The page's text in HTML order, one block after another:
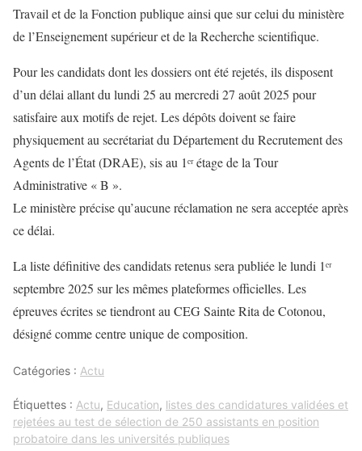
Travail et de la Fonction publique ainsi que sur celui du ministère
de l’Enseignement supérieur et de la Recherche scientifique.
Pour les candidats dont les dossiers ont été rejetés, ils disposent
d’un délai allant du lundi 25 au mercredi 27 août 2025 pour
satisfaire aux motifs de rejet. Les dépôts doivent se faire
physiquement au secrétariat du Département du Recrutement des
Agents de l’État (DRAE), sis au 1ᵉʳ étage de la Tour
Administrative « B ».
Le ministère précise qu’aucune réclamation ne sera acceptée après
ce délai.
La liste définitive des candidats retenus sera publiée le lundi 1ᵉʳ
septembre 2025 sur les mêmes plateformes officielles. Les
épreuves écrites se tiendront au CEG Sainte Rita de Cotonou,
désigné comme centre unique de composition.
Catégories : Actu
Étiquettes : Actu, Education, listes des candidatures validées et
rejetées au test de sélection de 250 assistants en position
probatoire dans les universités publiques